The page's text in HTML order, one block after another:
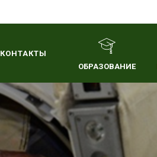
КОНТАКТЫ
ОБРАЗОВАНИЕ